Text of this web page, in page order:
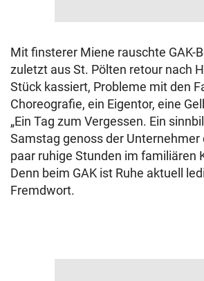
Mit finsterer Miene rauschte GAK-
zuletzt aus St. Pölten retour nach
Stück kassiert, Probleme mit den
Choreografie, ein Eigentor, eine
„Ein Tag zum Vergessen. Ein
Samstag genoss der Unternehmer
paar ruhige Stunden im familiären
Denn beim GAK ist Ruhe aktuell
Fremdwort.